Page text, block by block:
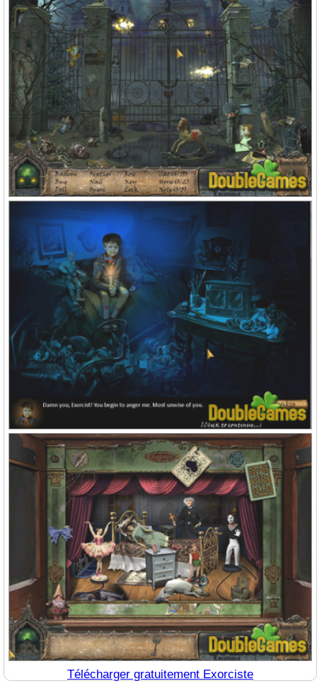
Télécharger gratuitement Exorciste